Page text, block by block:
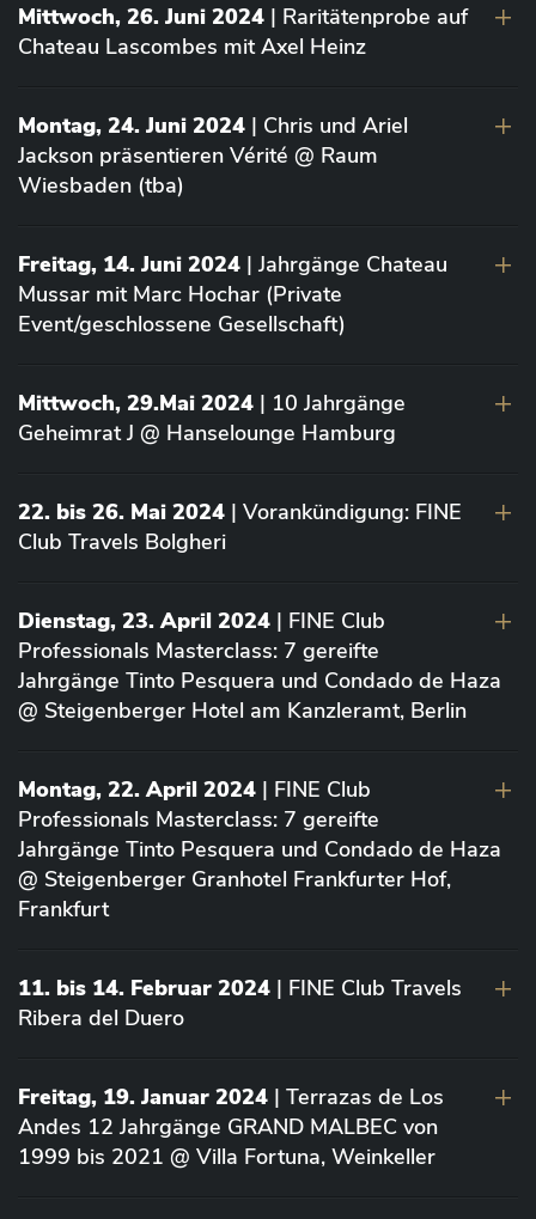
Mittwoch, 26. Juni 2024 | Raritätenprobe auf
Chateau Lascombes mit Axel Heinz
Montag, 24. Juni 2024 | Chris und Ariel
Jackson präsentieren Vérité @ Raum
Wiesbaden (tba)
Freitag, 14. Juni 2024 | Jahrgänge Chateau
Mussar mit Marc Hochar (Private
Event/geschlossene Gesellschaft)
Mittwoch, 29.Mai 2024 | 10 Jahrgänge
Geheimrat J @ Hanselounge Hamburg
22. bis 26. Mai 2024 | Vorankündigung: FINE
Club Travels Bolgheri
Dienstag, 23. April 2024 | FINE Club
Professionals Masterclass: 7 gereifte
Jahrgänge Tinto Pesquera und Condado de Haza
@ Steigenberger Hotel am Kanzleramt, Berlin
Montag, 22. April 2024 | FINE Club
Professionals Masterclass: 7 gereifte
Jahrgänge Tinto Pesquera und Condado de Haza
@ Steigenberger Granhotel Frankfurter Hof,
Frankfurt
11. bis 14. Februar 2024 | FINE Club Travels
Ribera del Duero
Freitag, 19. Januar 2024 | Terrazas de Los
Andes 12 Jahrgänge GRAND MALBEC von
1999 bis 2021 @ Villa Fortuna, Weinkeller